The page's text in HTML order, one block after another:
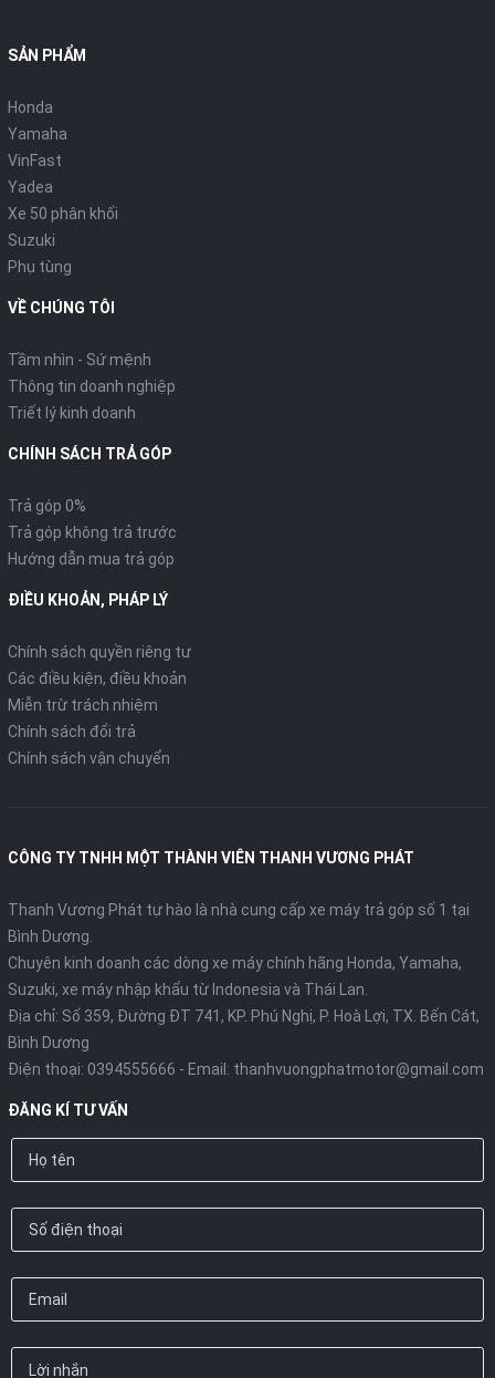
SẢN PHẨM
Honda
Yamaha
VinFast
Yadea
Xe 50 phân khối
Suzuki
Phụ tùng
VỀ CHÚNG TÔI
Tầm nhìn - Sứ mệnh
Thông tin doanh nghiệp
Triết lý kinh doanh
CHÍNH SÁCH TRẢ GÓP
Trả góp 0%
Trả góp không trả trước
Hướng dẫn mua trả góp
ĐIỀU KHOẢN, PHÁP LÝ
Chính sách quyền riêng tư
Các điều kiện, điều khoản
Miễn trừ trách nhiệm
Chính sách đổi trả
Chính sách vận chuyển
CÔNG TY TNHH MỘT THÀNH VIÊN THANH VƯƠNG PHÁT
Thanh Vương Phát tự hào là nhà cung cấp xe máy trả góp số 1 tại
Bình Dương.
Chuyên kinh doanh các dòng xe máy chính hãng Honda, Yamaha,
Suzuki, xe máy nhập khẩu từ Indonesia và Thái Lan.
Địa chỉ: Số 359, Đường ĐT 741, KP. Phú Nghị, P. Hoà Lợi, TX. Bến Cát,
Bình Dương
Điện thoại: 0394555666 - Email: thanhvuongphatmotor@gmail.com
ĐĂNG KÍ TƯ VẤN